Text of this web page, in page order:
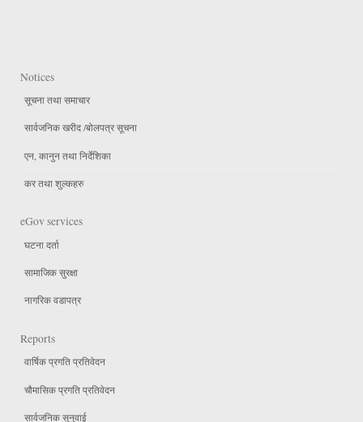
Notices
सूचना तथा समाचार
सार्वजनिक खरीद /बोलपत्र सूचना
एन, कानुन तथा निर्देशिका
कर तथा शुल्कहरु
eGov services
घटना दर्ता
सामाजिक सुरक्षा
नागरिक वडापत्र
Reports
वार्षिक प्रगति प्रतिवेदन
चौमासिक प्रगति प्रतिवेदन
सार्वजनिक सुनुवाई